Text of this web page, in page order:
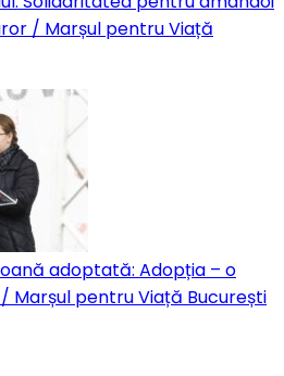
/ Marșul pentru Viață
adoptată: Adopția – o
Marșul pentru Viață București